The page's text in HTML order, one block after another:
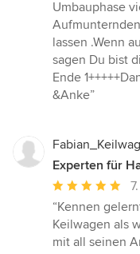
Umbauphase
lassen .Wenn
sagen Du bist
Ende
&Anke”
Experten für
Bewertung:
5
von
“Kennen
Keilwagen als
mit all seinen